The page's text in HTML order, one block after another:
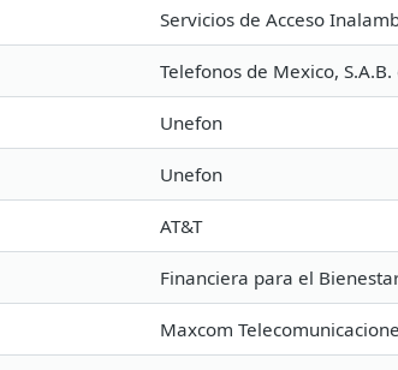
Servicios de Acceso
Telefonos de Mexico, S.A.B.
Unefon
Unefon
AT&T
Financiera para el
Maxcom